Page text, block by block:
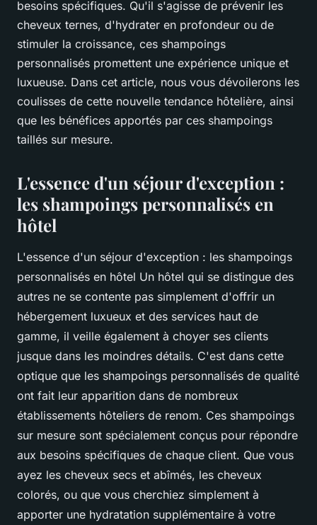
besoins spécifiques. Qu'il s'agisse de prévenir les
cheveux ternes, d'hydrater en profondeur ou de
stimuler la croissance, ces shampoings
personnalisés promettent une expérience unique et
luxueuse. Dans cet article, nous vous dévoilerons les
coulisses de cette nouvelle tendance hôtelière, ainsi
que les bénéfices apportés par ces shampoings
taillés sur mesure.
L'essence d'un séjour d'exception :
les shampoings personnalisés en
hôtel
L'essence d'un séjour d'exception : les shampoings
personnalisés en hôtel Un hôtel qui se distingue des
autres ne se contente pas simplement d'offrir un
hébergement luxueux et des services haut de
gamme, il veille également à choyer ses clients
jusque dans les moindres détails. C'est dans cette
optique que les shampoings personnalisés de qualité
ont fait leur apparition dans de nombreux
établissements hôteliers de renom. Ces shampoings
sur mesure sont spécialement conçus pour répondre
aux besoins spécifiques de chaque client. Que vous
ayez les cheveux secs et abîmés, les cheveux
colorés, ou que vous cherchiez simplement à
apporter une hydratation supplémentaire à votre